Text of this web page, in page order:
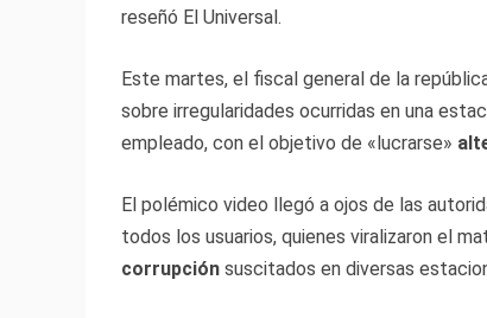
reseñó El Universal.
Este martes, el fiscal general de la
sobre irregularidades ocurridas en una
empleado, con el objetivo de «lucrarse»
El polémico video llegó a ojos de las
todos los usuarios, quienes viralizaron el
corrupción suscitados en diversas